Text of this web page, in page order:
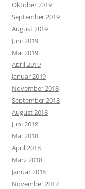
Oktober 2019
September 2019
August 2019
Juni 2019
Mai 2019
April 2019
Januar 2019
November 2018
September 2018
August 2018
Juni 2018
Mai 2018
April 2018
März 2018
Januar 2018
November 2017